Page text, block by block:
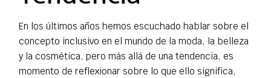
En los últimos años hemos escuchado hablar sobre el
concepto inclusivo en el mundo de la moda, la belleza
y la cosmética, pero más allá de una tendencia, es
momento de reflexionar sobre lo que ello significa,